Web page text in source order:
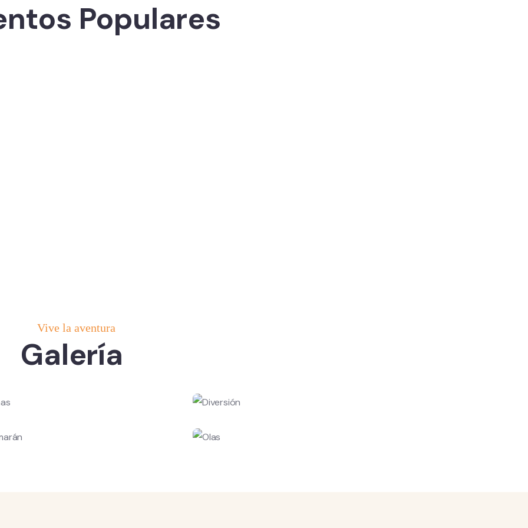
Populares
Vive la aventura
Galería